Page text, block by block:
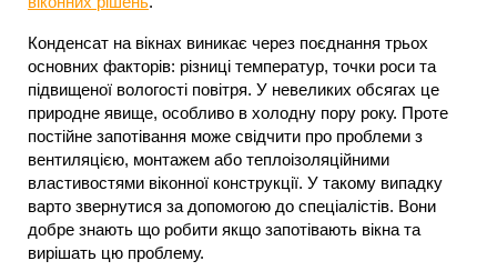
Конденсат на вікнах виникає через поєднання трьох
основних факторів: різниці температур, точки роси та
підвищеної вологості повітря. У невеликих обсягах це
природне явище, особливо в холодну пору року. Проте
постійне запотівання може свідчити про проблеми з
вентиляцією, монтажем або теплоізоляційними
властивостями віконної конструкції. У такому випадку
варто звернутися за допомогою до спеціалістів. Вони
добре знають що робити якщо запотівають вікна та
вирішать цю проблему.